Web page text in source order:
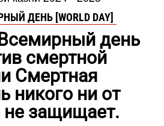
ДЕНЬ [WORLD DAY]
день
смертной
Смертная
никого ни от
не защищает.